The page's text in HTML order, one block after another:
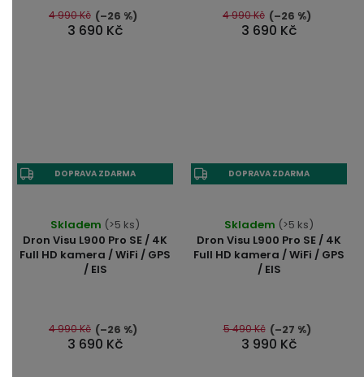
5
hvězdiček.
3 690 Kč
4 990 Kč (–26 %)
5
hvězdiček.
3 690 Kč
4 990 Kč (–26 %)
DOPRAVA ZDARMA
Dron Visu L900 Pro SE / 4K
Full HD kamera / WiFi / GPS
/ EIS
hodnocení
produktu
je
5
hvězdiček.
Skladem (>5 ks)
3 690 Kč
4 990 Kč (–26 %)
DOPRAVA ZDARMA
Dron Visu L900 Pro SE / 4K
Full HD kamera / WiFi / GPS
/ EIS
hodnocení
produktu
je
5
hvězdiček.
Skladem (>5 ks)
3 990 Kč
5 490 Kč (–27 %)